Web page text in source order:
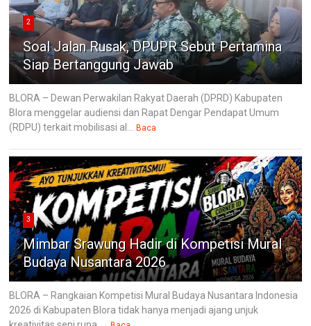
2
Soal Jalan Rusak, DPUPR Sebut Pertamina
Siap Bertanggung Jawab
BLORA – Dewan Perwakilan Rakyat Daerah (DPRD) Kabupaten
Blora menggelar audiensi dan Rapat Dengar Pendapat Umum
(RDPU) terkait mobilisasi al...
Baca
3
Mimbar Srawung Hadir di Kompetisi Mural
Budaya Nusantara 2026
BLORA – Rangkaian Kompetisi Mural Budaya Nusantara Indonesia
2026 di Kabupaten Blora tidak hanya menjadi ajang unjuk